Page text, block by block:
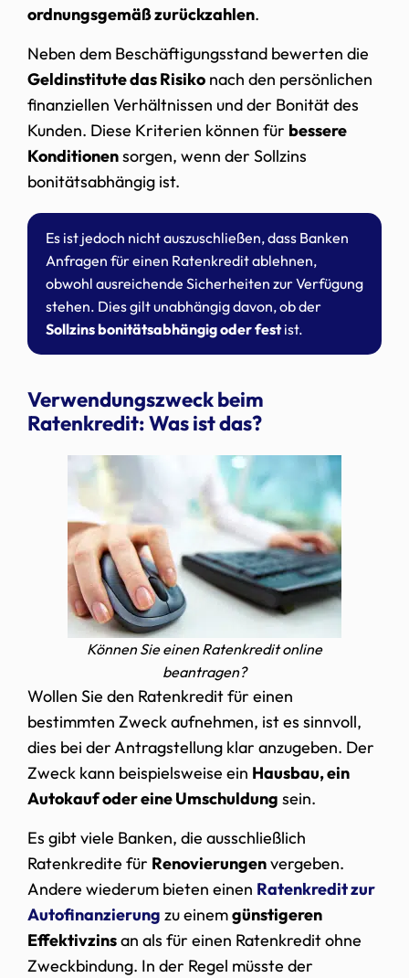
ordnungsgemäß zurückzahlen.
Neben dem Beschäftigungsstand bewerten die
Geldinstitute das Risiko nach den persönlichen
finanziellen Verhältnissen und der Bonität des
Kunden. Diese Kriterien können für bessere
Konditionensorgen, wenn der Sollzins
bonitätsabhängig ist.
Es ist jedoch nicht auszuschließen, dass Banken
Anfragen für einen Ratenkredit ablehnen,
obwohl ausreichende Sicherheiten zur Verfügung
stehen. Dies gilt unabhängig davon, ob der
Sollzins bonitätsabhängig oder festist.
Verwendungszweck beim
Ratenkredit: Was ist das?
Können Sie einen Ratenkredit online
beantragen?
Wollen Sie den Ratenkredit für einen
bestimmten Zweck aufnehmen, ist es sinnvoll,
dies bei der Antragstellung klar anzugeben. Der
Zweck kann beispielsweise ein Hausbau, ein
Autokauf oder eine Umschuldung sein.
Es gibt viele Banken, die ausschließlich
Ratenkredite für Renovierungenvergeben.
Andere wiederum bieten einen Ratenkredit zur
Autofinanzierung zu einemgünstigeren
Effektivzinsan als für einen Ratenkredit ohne
Zweckbindung. In der Regel müsste der